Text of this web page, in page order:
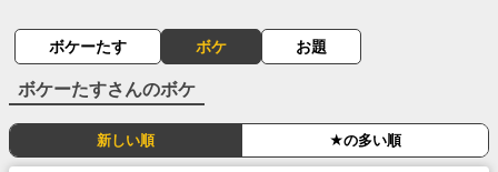
ボケーたす ボケ お題
ボケーたすさんのボケ
新しい順 ★の多い順